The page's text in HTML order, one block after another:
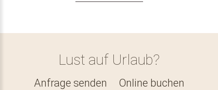
Lust auf Urlaub?
Anfrage senden Online buchen